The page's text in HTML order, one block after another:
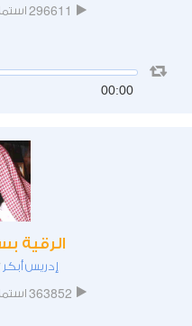
296611
00:00
الرقية
إدريس أبكر
363852